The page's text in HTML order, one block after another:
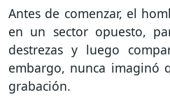
Antes de comenzar, el
en un sector opuesto,
destrezas y luego
embargo, nunca imaginó
grabación.